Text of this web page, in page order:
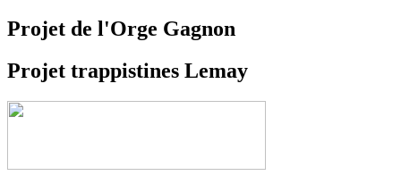
Projet de l'Orge Gagnon
Projet trappistines Lemay